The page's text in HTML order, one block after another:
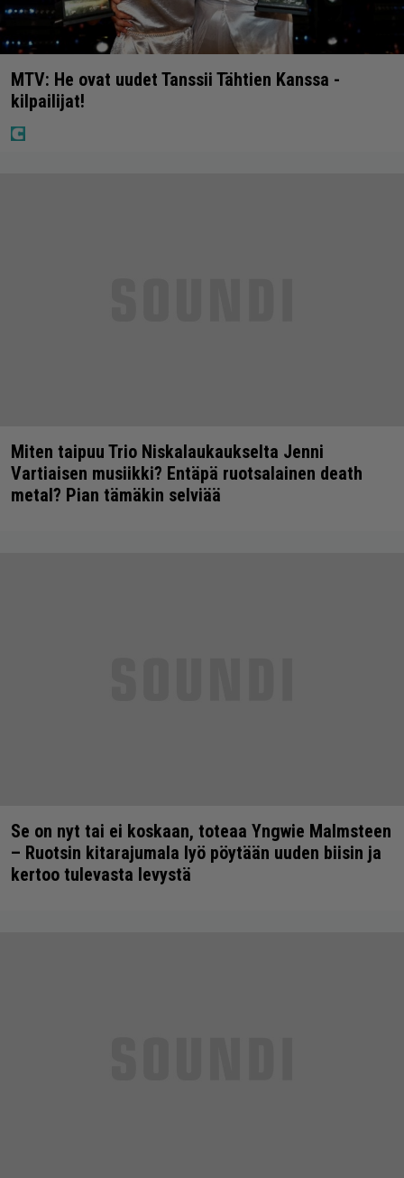
MTV: He ovat uudet Tanssii Tähtien Kanssa -
kilpailijat!
Miten taipuu Trio Niskalaukaukselta Jenni
Vartiaisen musiikki? Entäpä ruotsalainen death
metal? Pian tämäkin selviää
Se on nyt tai ei koskaan, toteaa Yngwie Malmsteen
– Ruotsin kitarajumala lyö pöytään uuden biisin ja
kertoo tulevasta levystä